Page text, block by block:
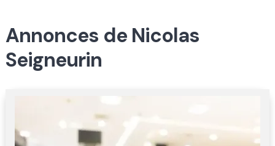
Annonces de Nicolas
Seigneurin